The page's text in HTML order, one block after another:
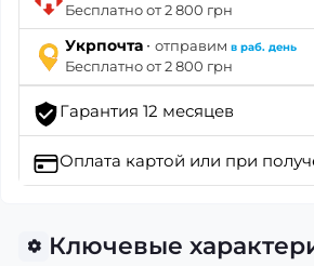
Бесплатно от 2 800 грн
Укрпочта · отправим в раб. день
Бесплатно от 2 800 грн
Гарантия 12 месяцев
Оплата картой или при
Ключевые